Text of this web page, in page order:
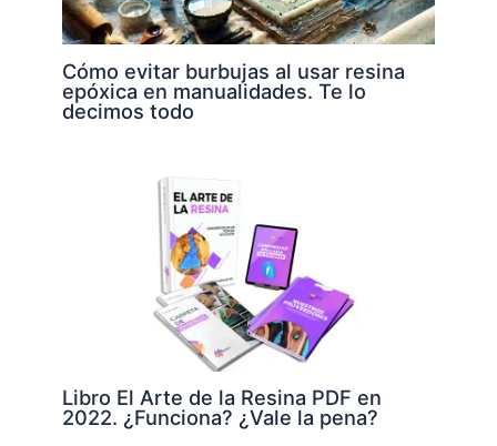
Cómo evitar burbujas al usar resina
epóxica en manualidades. Te lo
decimos todo
Libro El Arte de la Resina PDF en
2022. ¿Funciona? ¿Vale la pena?